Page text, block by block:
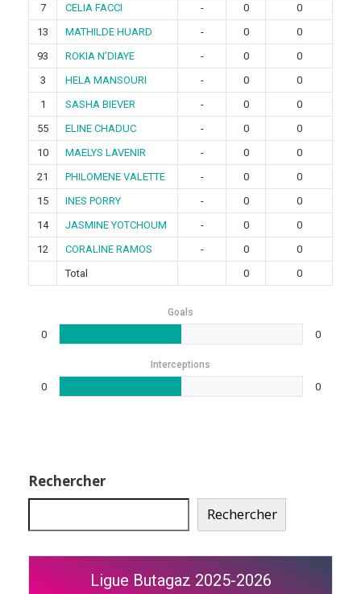
7
CELIA FACCI - 0
0
13
MATHILDE HUARD - 0
0
93
ROKIA N’DIAYE - 0
0
3
HELA MANSOURI - 0
0
1
SASHA BIEVER - 0
0
55
ELINE CHADUC - 0
0
10
MAELYS LAVENIR - 0
0
21
PHILOMENE VALETTE - 0
0
15
INES PORRY - 0
0
14
JASMINE YOTCHOUM - 0
0
12
CORALINE RAMOS - 0
0
Total
0 0
Goals
0 0
Interceptions
0 0
Rechercher
Rechercher
Ligue Butagaz 2025-2026